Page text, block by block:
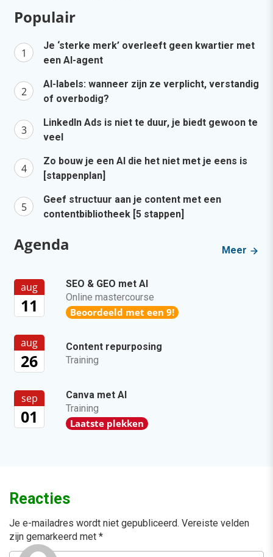
Populair
Je ‘sterke merk’ overleeft geen kwartier met
een AI-agent
AI-labels: wanneer zijn ze verplicht, verstandig
of overbodig?
LinkedIn Ads is niet te duur, je biedt gewoon te
veel
Zo bouw je een AI die het niet met je eens is
[stappenplan]
Geef structuur aan je content met een
contentbibliotheek [5 stappen]
Agenda Meer
aug
11
SEO & GEO met AI
Online mastercourse
Beoordeeld met een 9!
aug
26
Content repurposing
Training
sep
01
Canva met AI
Training
Laatste plekken
Reacties
Je e-mailadres wordt niet gepubliceerd. Vereiste velden
zijn gemarkeerd met *